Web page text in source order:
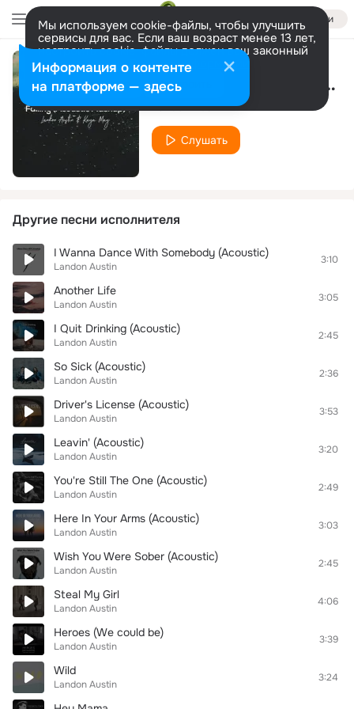
Войти
Мы используем cookie-файлы, чтобы улучшить
сервисы для вас. Если ваш возраст менее 13 лет,
настроить cookie-файлы должен ваш законный
представитель. Больше информации
Разрешить все Настроить Falling (Acoustic Mashup)
Landon Austin
Слушать
Другие песни исполнителя
I Wanna Dance With Somebody (Acoustic)
Landon Austin
3:10
Another Life
Landon Austin
3:05
I Quit Drinking (Acoustic)
Landon Austin
2:45
So Sick (Acoustic)
Landon Austin
2:36
Driver's License (Acoustic)
Landon Austin
3:53
Leavin' (Acoustic)
Landon Austin
3:20
You're Still The One (Acoustic)
Landon Austin
2:49
Here In Your Arms (Acoustic)
Landon Austin
3:03
Wish You Were Sober (Acoustic)
Landon Austin
2:45
Steal My Girl
Landon Austin
4:06
Heroes (We could be)
Landon Austin
3:39
Wild
Landon Austin
3:24
Информация о контенте
на платформе — здесь